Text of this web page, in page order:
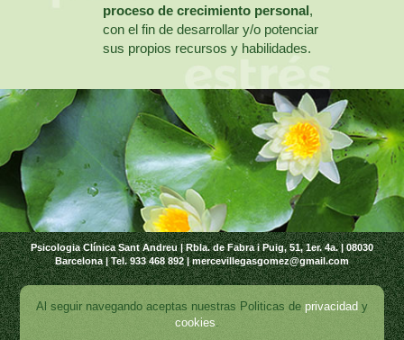
proceso de crecimiento personal,
con el fin de desarrollar y/o potenciar
sus propios recursos y habilidades.
Psicologia Clínica Sant Andreu | Rbla. de Fabra i Puig, 51, 1er. 4a. | 08030
Barcelona | Tel. 933 468 892 | mercevillegasgomez@gmail.com
Al seguir navegando aceptas nuestras Politicas deprivacidad y
cookies.